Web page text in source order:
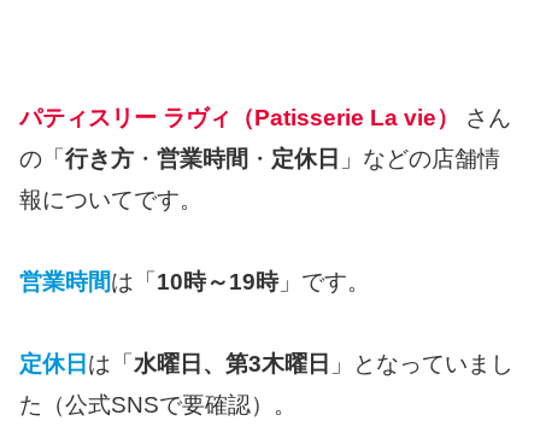
パティスリー ラヴィ（Patisserie La vie）
さん
の「 行き方 ・ 営業時間 ・ 定休日 」などの店舗情
報についてです。
営業時間は「 10時～19時」です。
定休日 は「 水曜日、第3木曜日 」となっていまし
た（公式SNSで要確認）。